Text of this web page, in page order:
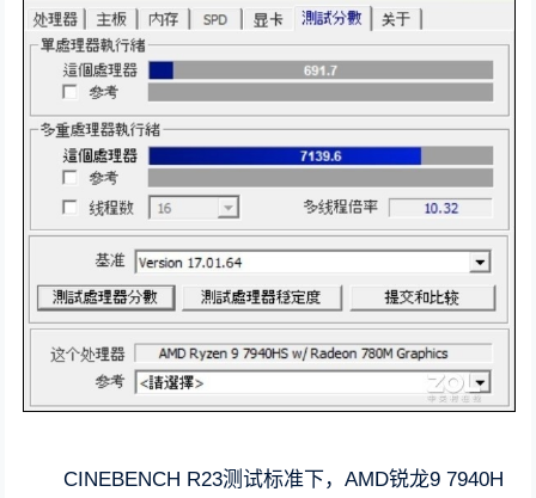
CINEBENCH R23测试标准下，AMD锐龙9 7940H